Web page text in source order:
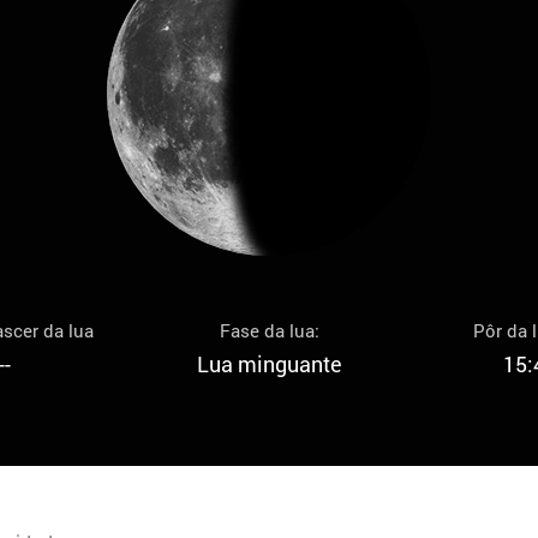
da lua Fase da lua:
Lua minguante
Pôr da